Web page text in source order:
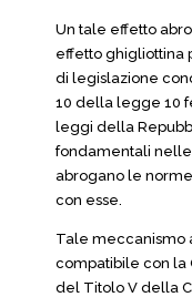
Un tale effetto
effetto ghigliottina
di legislazione
10 della legge 10
leggi della
fondamentali
abrogano le
con esse.
Tale meccanismo
compatibile con la
del Titolo V della